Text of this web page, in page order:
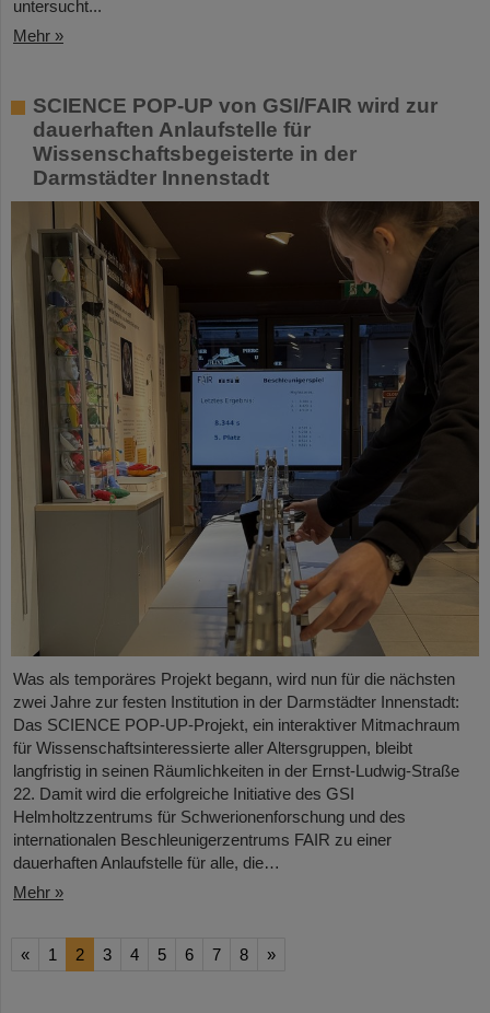
untersucht...
Mehr »
SCIENCE POP-UP von GSI/FAIR wird zur
dauerhaften Anlaufstelle für
Wissenschaftsbegeisterte in der
Darmstädter Innenstadt
Was als temporäres Projekt begann, wird nun für die nächsten
zwei Jahre zur festen Institution in der Darmstädter Innenstadt:
Das SCIENCE POP-UP-Projekt, ein interaktiver Mitmachraum
für Wissenschaftsinteressierte aller Altersgruppen, bleibt
langfristig in seinen Räumlichkeiten in der Ernst-Ludwig-Straße
22. Damit wird die erfolgreiche Initiative des GSI
Helmholtzzentrums für Schwerionenforschung und des
internationalen Beschleunigerzentrums FAIR zu einer
dauerhaften Anlaufstelle für alle, die…
Mehr »
« 1 2 3 4 5 6 7 8 »